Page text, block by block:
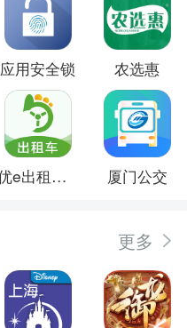
应用安全锁 农选惠
优e出租司机 厦门公交
更多